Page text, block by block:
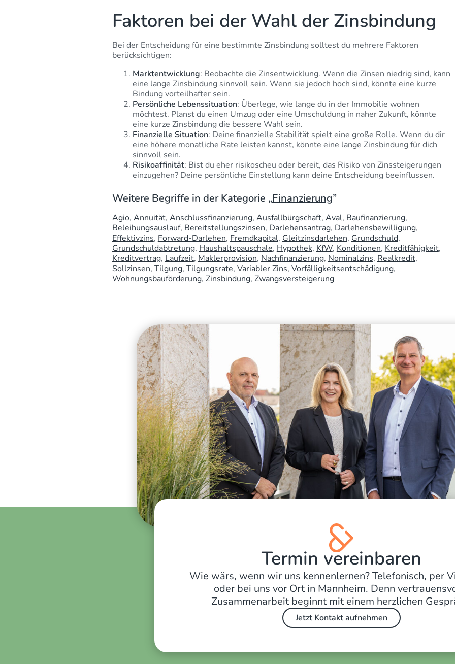
Faktoren bei der Wahl der Zinsbindung
Bei der Entscheidung für eine bestimmte Zinsbindung solltest du mehrere Faktoren
berücksichtigen:
Marktentwicklung: Beobachte die Zinsentwicklung. Wenn die Zinsen niedrig sind, kann
eine lange Zinsbindung sinnvoll sein. Wenn sie jedoch hoch sind, könnte eine kurze
Bindung vorteilhafter sein.
Persönliche Lebenssituation: Überlege, wie lange du in der Immobilie wohnen
möchtest. Planst du einen Umzug oder eine Umschuldung in naher Zukunft, könnte
eine kurze Zinsbindung die bessere Wahl sein.
Finanzielle Situation: Deine finanzielle Stabilität spielt eine große Rolle. Wenn du dir
eine höhere monatliche Rate leisten kannst, könnte eine lange Zinsbindung für dich
sinnvoll sein.
Risikoaffinität: Bist du eher risikoscheu oder bereit, das Risiko von Zinssteigerungen
einzugehen? Deine persönliche Einstellung kann deine Entscheidung beeinflussen.
Weitere Begriffe in der Kategorie „Finanzierung”
Agio Annuität Anschlussfinanzierung Ausfallbürgschaft Aval Baufinanzierung
Beleihungsauslauf Bereitstellungszinsen Darlehensantrag Darlehensbewilligung
Effektivzins Forward-Darlehen Fremdkapital Gleitzinsdarlehen Grundschuld
Grundschuldabtretung Haushaltspauschale Hypothek KfW Konditionen Kreditfähigkeit
Kreditvertrag Laufzeit Maklerprovision Nachfinanzierung Nominalzins Realkredit
Sollzinsen Tilgung Tilgungsrate Variabler Zins Vorfälligkeitsentschädigung
Wohnungsbauförderung Zinsbindung Zwangsversteigerung
Termin vereinbaren
Wie wärs, wenn wir uns kennenlernen? Telefonisch, per
oder bei uns vor Ort in Mannheim. Denn
Zusammenarbeit beginnt mit einem herzlichen
Jetzt Kontakt aufnehmen